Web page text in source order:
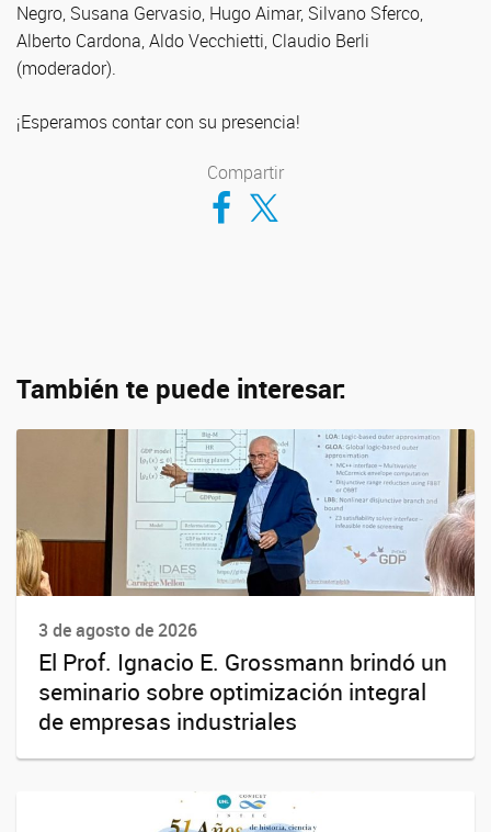
Negro, Susana Gervasio, Hugo Aimar, Silvano Sferco,
Alberto Cardona, Aldo Vecchietti, Claudio Berli
(moderador).
¡Esperamos contar con su presencia!
Compartir
Compartir en Facebook
Compartir en Twitter
También te puede interesar:
3 de agosto de 2026
El Prof. Ignacio E. Grossmann brindó un
seminario sobre optimización integral
de empresas industriales